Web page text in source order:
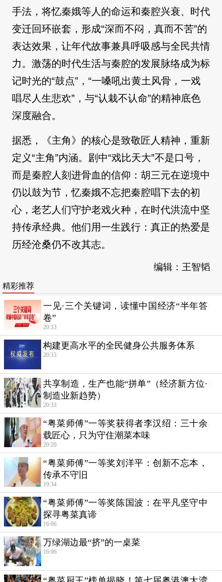
手法，将忆秦娥等人的命运和秦腔兴衰、时代
变迁回环嵌套，形成“深而不闷，真而不苦”的
表达效果，让年代故事兼具呼吸感与全民共情
力。激荡的时代生活与秦腔的发展脉络成为标
记时光的“鼓点”，“一嗓吼出黄土风骨，一戏
唱尽人生悲欢”，与“认栽不认命”的精神底色
深度融合。
据悉，《主角》的核心是致敬匠人精神，重新
定义“主角”内涵。剧中“戏比天大”不是口号，
而是秦腔人刻进骨血的信仰：胡三元在逆境中
仍以鼓为节，忆秦娥不忘把秦腔唱下去的初
心，老艺人们守护老戏火种，在时代洪流中坚
持传承经典。他们用一生践行：真正的热爱是
历经沧桑仍不改其志。
编辑：王智韬
精彩推荐